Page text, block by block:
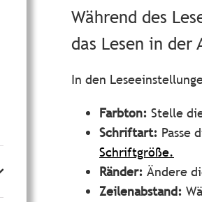
Während des
das Lesen in der
In den
Farbton: Stelle
Schriftart: Passe
Schriftgröße.
Ränder: Ändere
Zeilenabstand: